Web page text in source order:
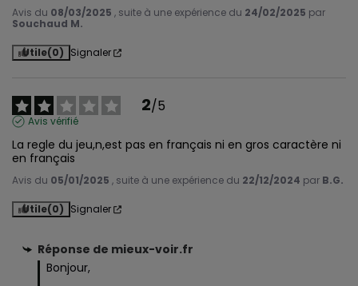
Avis du 08/03/2025 , suite à une expérience du 24/02/2025 par
Souchaud M.
Utile(0) Signaler
2/5
Avis vérifié
La regle du jeu,n,est pas en français ni en gros caractère ni
en français
Avis du 05/01/2025 , suite à une expérience du 22/12/2024 par B.G.
Utile(0) Signaler
Réponse de mieux-voir.fr
Bonjour,